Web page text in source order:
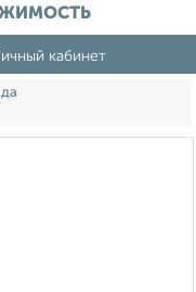
кабинет